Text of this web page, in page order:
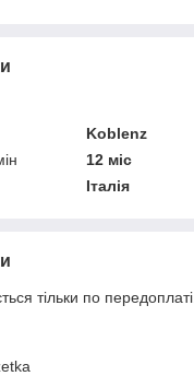
Koblenz
12 міс
Італія
тільки по передоплаті.